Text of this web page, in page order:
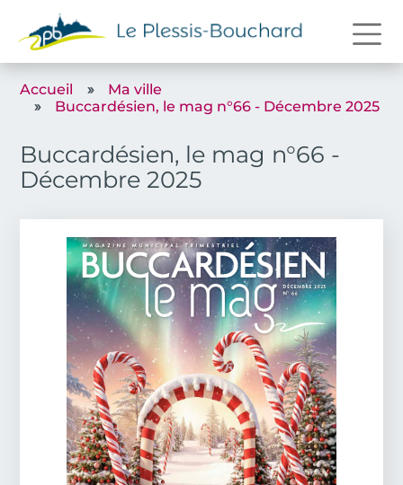
Accueil
Ma ville
Buccardésien, le mag n°66 - Décembre 2025
Buccardésien, le mag n°66 -
Décembre 2025
Couverture